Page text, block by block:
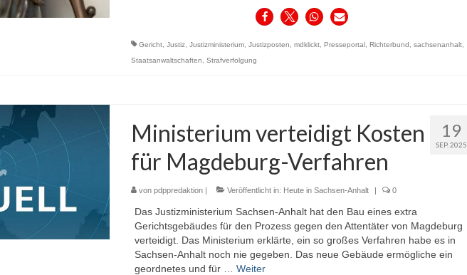
Gericht, Justiz, Justizministerium, Justizposten mdklickt, Presseportal, Richterbund sachsenanhalt,
Staatsanwaltschaften
Strafverfolgung
19
SEP. 2025
Ministerium verteidigt Kosten
für Magdeburg-Verfahren
von pdppredaktion| Veröffentlicht in: Heute in Sachsen-Anhalt | 0
Das Justizministerium Sachsen-Anhalt hat den Bau eines extra
Gerichtsgebäudes für den Prozess gegen den Attentäter von Magdeburg
verteidigt. Das Ministerium erklärte, ein so großes Verfahren habe es in
Sachsen-Anhalt noch nie gegeben. Das neue Gebäude ermögliche ein
geordnetes und für … Weiter